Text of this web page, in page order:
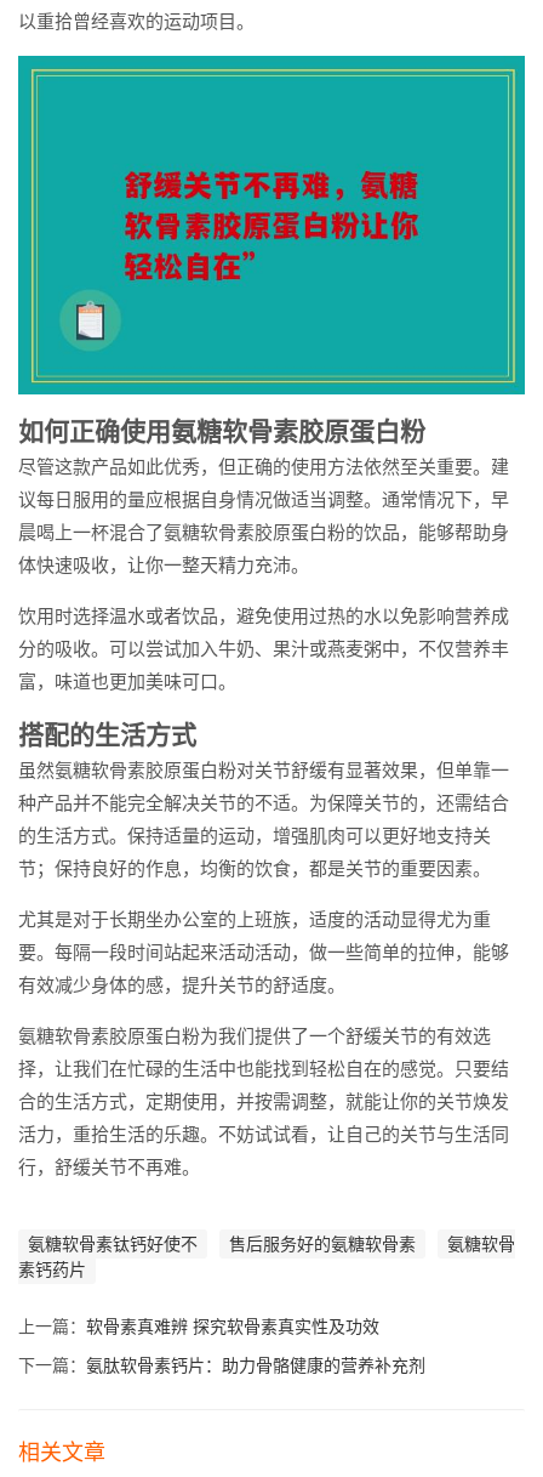
以重拾曾经喜欢的运动项目。
如何正确使用氨糖软骨素胶原蛋白粉
尽管这款产品如此优秀，但正确的使用方法依然至关重要。建
议每日服用的量应根据自身情况做适当调整。通常情况下，早
晨喝上一杯混合了氨糖软骨素胶原蛋白粉的饮品，能够帮助身
体快速吸收，让你一整天精力充沛。
饮用时选择温水或者饮品，避免使用过热的水以免影响营养成
分的吸收。可以尝试加入牛奶、果汁或燕麦粥中，不仅营养丰
富，味道也更加美味可口。
搭配的生活方式
虽然氨糖软骨素胶原蛋白粉对关节舒缓有显著效果，但单靠一
种产品并不能完全解决关节的不适。为保障关节的，还需结合
的生活方式。保持适量的运动，增强肌肉可以更好地支持关
节；保持良好的作息，均衡的饮食，都是关节的重要因素。
尤其是对于长期坐办公室的上班族，适度的活动显得尤为重
要。每隔一段时间站起来活动活动，做一些简单的拉伸，能够
有效减少身体的感，提升关节的舒适度。
氨糖软骨素胶原蛋白粉为我们提供了一个舒缓关节的有效选
择，让我们在忙碌的生活中也能找到轻松自在的感觉。只要结
合的生活方式，定期使用，并按需调整，就能让你的关节焕发
活力，重拾生活的乐趣。不妨试试看，让自己的关节与生活同
行，舒缓关节不再难。
氨糖软骨素钛钙好使不 售后服务好的氨糖软骨素
氨糖软骨
素钙药片
上一篇： 软骨素真难辨 探究软骨素真实性及功效
下一篇： 氨肽软骨素钙片：助力骨骼健康的营养补充剂
相关文章